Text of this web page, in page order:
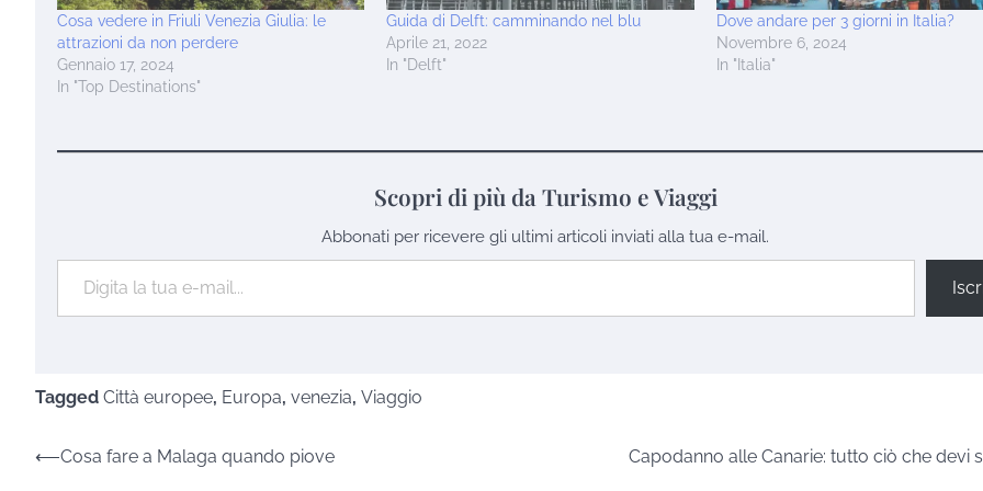
Cosa vedere in Friuli Venezia Giulia: le
attrazioni da non perdere
Gennaio 17, 2024
In "Top Destinations"
Guida di Delft: camminando nel blu
Aprile 21, 2022
In "Delft"
Dove andare per 3 giorni in Italia?
Novembre 6, 2024
In "Italia"
Scopri di più da Turismo e Viaggi
Abbonati per ricevere gli ultimi articoli inviati alla tua e-mail.
Digita la tua e-mail...
Tagged Città europee, Europa, venezia, Viaggio
Navigazione
⟵Cosa fare a Malaga quando piove Capodanno alle Canarie: tutto ciò che devi